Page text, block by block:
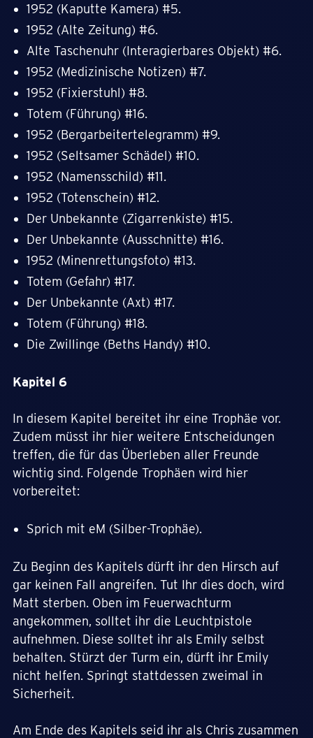
1952 (Kaputte Kamera) #5.
1952 (Alte Zeitung) #6.
Alte Taschenuhr (Interagierbares Objekt) #6.
1952 (Medizinische Notizen) #7.
1952 (Fixierstuhl) #8.
Totem (Führung) #16.
1952 (Bergarbeitertelegramm) #9.
1952 (Seltsamer Schädel) #10.
1952 (Namensschild) #11.
1952 (Totenschein) #12.
Der Unbekannte (Zigarrenkiste) #15.
Der Unbekannte (Ausschnitte) #16.
1952 (Minenrettungsfoto) #13.
Totem (Gefahr) #17.
Der Unbekannte (Axt) #17.
Totem (Führung) #18.
Die Zwillinge (Beths Handy) #10.
Kapitel 6
In diesem Kapitel bereitet ihr eine Trophäe vor.
Zudem müsst ihr hier weitere Entscheidungen
treffen, die für das Überleben aller Freunde
wichtig sind. Folgende Trophäen wird hier
vorbereitet:
Sprich mit eM (Silber-Trophäe).
Zu Beginn des Kapitels dürft ihr den Hirsch auf
gar keinen Fall angreifen. Tut Ihr dies doch, wird
Matt sterben. Oben im Feuerwachturm
angekommen, solltet ihr die Leuchtpistole
aufnehmen. Diese solltet ihr als Emily selbst
behalten. Stürzt der Turm ein, dürft ihr Emily
nicht helfen. Springt stattdessen zweimal in
Sicherheit.
Am Ende des Kapitels seid ihr als Chris zusammen